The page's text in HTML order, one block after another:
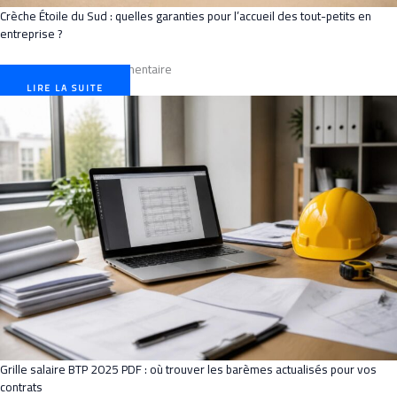
Crèche Étoile du Sud : quelles garanties pour l’accueil des tout-petits en
entreprise ?
août 5, 2026Aucun commentaire
LIRE LA SUITE
Grille salaire BTP 2025 PDF : où trouver les barèmes actualisés pour vos
contrats